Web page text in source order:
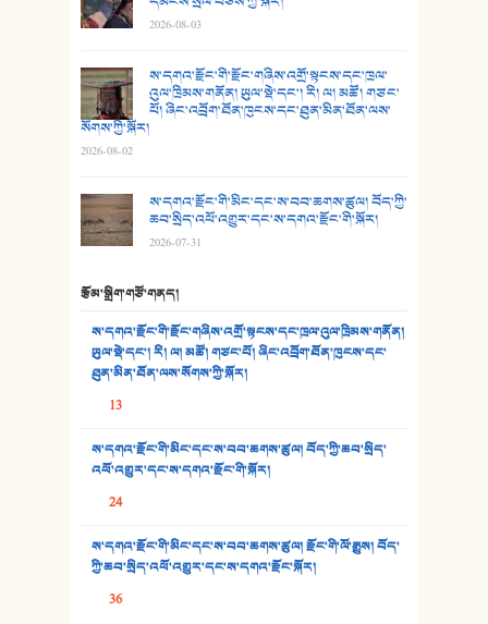
26. ཨ་མའི་ཐང་ཁུག
27. ལྕེ་བདེ་ཞོལ་གྱི་པང་གདན།
28. སྟོད་གཞས། - ཕན་ཐོག
30. སི་ལིང་འབྲི་མོ། - ཕན་ཐོག
31. ཕ་ཡུལ་ཡར་ཀླུང་།
32. ཨ་མ།
33. འཛོམས་པའི་ལམ།
34. ཉི་མ་སེམས་ལ་ཞོག་དང་། - ཟླ་སྒྲོན།
36. ཟླ་གཞོན་སྙན་དབྱངས། - ཟླ་སྒྲོན།
38. ཡབ་ཡུམ། - ཟླ་སྒྲོན།
2026-08-03
ས་དགའ་རྫོང་གི་རྫོང་གཞིས་འགྲོ་སྟངས་དང་ཁྲལ་
འུལ་ཁྲིམས་གནོན། ཡུལ་སྡེ་དང་། རི། ལ། མཚོ། གཙང་
པོ། ཞིང་འབྲོག་ཐོན་ཁུངས་དང་ཐུན་མིན་ཐོན་ལས་
སོགས་ཀྱི་སྐོར།
2026-08-02
ས་དགའ་རྫོང་གི་མིང་དང་ས་བབ་ཆགས་ཚུལ། བོད་ཀྱི་
ཆབ་སྲིད་འཕོ་འགྱུར་དང་ས་དགའ་རྫོང་གི་སྐོར།
2026-07-31
རྩོམ་སྒྲིག་གཙོ་གནད།
ས་དགའ་རྫོང་གི་རྫོང་གཞིས་འགྲོ་སྟངས་དང་ཁྲལ་འུལ་ཁྲིམས་གནོན།
ཡུལ་སྡེ་དང་། རི། ལ། མཚོ། གཙང་པོ། ཞིང་འབྲོག་ཐོན་ཁུངས་དང་
ཐུན་མིན་ཐོན་ལས་སོགས་ཀྱི་སྐོར།
13
ས་དགའ་རྫོང་གི་མིང་དང་ས་བབ་ཆགས་ཚུལ། བོད་ཀྱི་ཆབ་སྲིད་
འཕོ་འགྱུར་དང་ས་དགའ་རྫོང་གི་སྐོར།
24
ས་དགའ་རྫོང་གི་མིང་དང་ས་བབ་ཆགས་ཚུལ། རྫོང་གི་ལོ་རྒྱུས། བོད་
ཀྱི་ཆབ་སྲིད་འཕོ་འགྱུར་དང་ས་དགའ་རྫོང་སྐོར།
36